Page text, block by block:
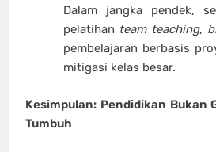
Dalam jangka pendek,
pelatihan team teaching,
pembelajaran berbasis
mitigasi kelas besar.
Kesimpulan: Pendidikan Bukan
Tumbuh